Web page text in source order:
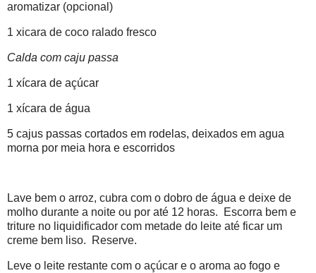
aromatizar (opcional)
1 xicara de coco ralado fresco
Calda com caju passa
1 xícara de açúcar
1 xícara de água
5 cajus passas cortados em rodelas, deixados em agua
morna por meia hora e escorridos
Lave bem o arroz, cubra com o dobro de água e deixe de
molho durante a noite ou por até 12 horas. Escorra bem e
triture no liquidificador com metade do leite até ficar um
creme bem liso. Reserve.
Leve o leite restante com o açúcar e o aroma ao fogo e